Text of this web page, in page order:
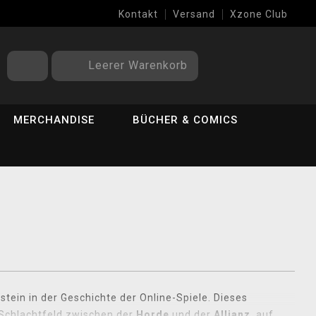
Kontakt Versand Xzone Club
Leerer Warenkorb
MERCHANDISE BÜCHER & COMICS
in der Geschichte der Online-Spiele. Dieses